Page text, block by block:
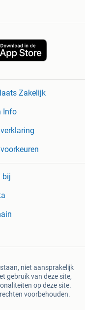
Zakelijk
Info
bij
niet aansprakelijk
gebruik van deze site,
op deze site.
voorbehouden.